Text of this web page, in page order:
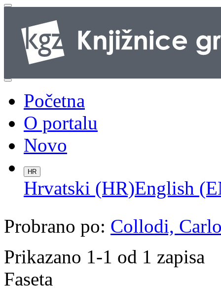
Početna
O portalu
Novo
HR
Hrvatski (HR)English
Probrano po: Collodi,
Prikazano 1-1 od 1 zapisa
Faseta